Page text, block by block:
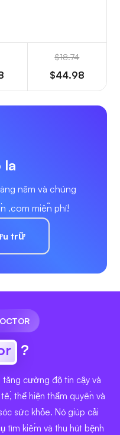
$18.74
$44.98
la
năm và chúng
.com miễn phí!
trữ
?
cường độ tin cậy và
thể hiện thẩm quyền và
sức khỏe. Nó giúp cải
tìm kiếm và thu hút bệnh